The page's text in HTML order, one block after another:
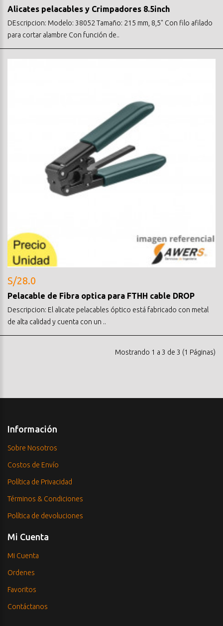
Alicates pelacables y Crimpadores 8.5inch
DEscripcion: Modelo: 38052 Tamaño: 215 mm, 8,5" Con filo afilado
para cortar alambre Con función de..
S/28.0
Pelacable de Fibra optica para FTHH cable DROP
Descripcion: El alicate pelacables óptico está fabricado con metal
de alta calidad y cuenta con un ..
Mostrando 1 a 3 de 3 (1 Páginas)
Información
Sobre Nosotros
Costos de Envío
Política de Privacidad
Términos & Condiciones
Política de devoluciones
Mi Cuenta
Mi Cuenta
Ordenes
Favoritos
Contáctanos